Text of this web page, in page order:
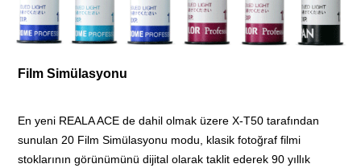
Film Simülasyonu
En yeni REALA ACE de dahil olmak üzere X-T50 tarafından
sunulan 20 Film Simülasyonu modu, klasik fotoğraf filmi
stoklarının görünümünü dijital olarak taklit ederek 90 yıllık